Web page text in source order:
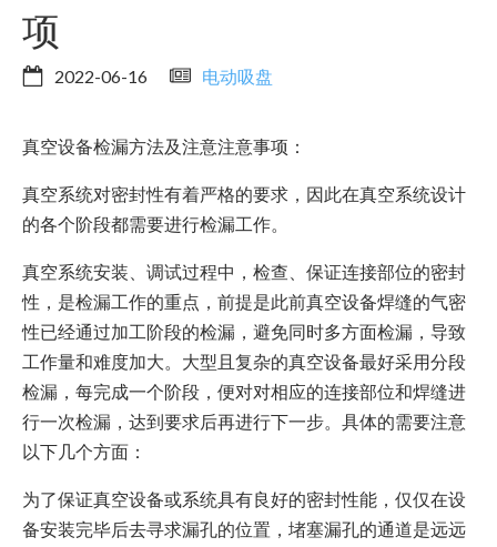
项
2022-06-16 电动吸盘
真空设备检漏方法及注意注意事项：
真空系统对密封性有着严格的要求，因此在真空系统设计
的各个阶段都需要进行检漏工作。
真空系统安装、调试过程中，检查、保证连接部位的密封
性，是检漏工作的重点，前提是此前真空设备焊缝的气密
性已经通过加工阶段的检漏，避免同时多方面检漏，导致
工作量和难度加大。大型且复杂的真空设备最好采用分段
检漏，每完成一个阶段，便对对相应的连接部位和焊缝进
行一次检漏，达到要求后再进行下一步。具体的需要注意
以下几个方面：
为了保证真空设备或系统具有良好的密封性能，仅仅在设
备安装完毕后去寻求漏孔的位置，堵塞漏孔的通道是远远